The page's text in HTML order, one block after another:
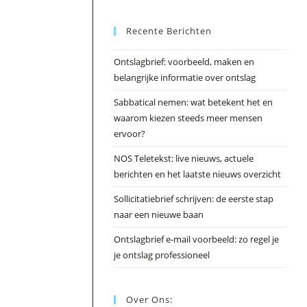
Recente Berichten
Ontslagbrief: voorbeeld, maken en
belangrijke informatie over ontslag
Sabbatical nemen: wat betekent het en
waarom kiezen steeds meer mensen
ervoor?
NOS Teletekst: live nieuws, actuele
berichten en het laatste nieuws overzicht
Sollicitatiebrief schrijven: de eerste stap
naar een nieuwe baan
Ontslagbrief e-mail voorbeeld: zo regel je
je ontslag professioneel
Over Ons: